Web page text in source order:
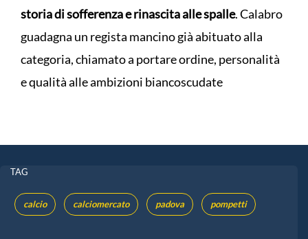
storia di sofferenza e rinascita alle spalle. Calabro
guadagna un regista mancino già abituato alla
categoria, chiamato a portare ordine, personalità
e qualità alle ambizioni biancoscudate
TAG
calcio calciomercato padova pompetti